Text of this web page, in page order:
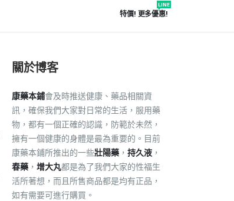
特價! 更多優惠!
LINE
關於博客
康藥本鋪會及時推送健康、藥品相關資
訊，確保我們大家對日常的生活，服用藥
物，都有一個正確的認識，防範於未然，
擁有一個健康的身體是最為重要的。目前
康藥本鋪所推出的一些壯陽藥 ， 持久液 ，
春藥 ， 增大丸都是為了我們大家的性福生
活所著想，而且所售商品都是均有正品，
如有需要可進行購買。